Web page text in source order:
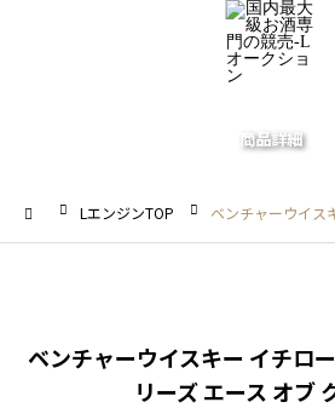
商品詳細
LエンジンTOP ベンチャーウイスキー イチロー
ベンチャーウイスキー イチロ
リーズ エース オブ